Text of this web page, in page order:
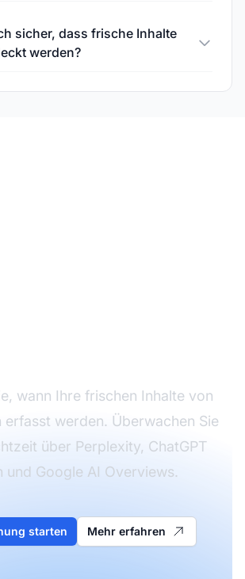
sicher, dass frische Inhalte
werden?
wann Ihre frischen Inhalte von
erfasst werden. Überwachen Sie
über Perplexity, ChatGPT
und Google AI Overviews.
starten Mehr erfahren